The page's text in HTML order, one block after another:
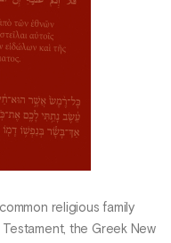
religious family
the Greek New